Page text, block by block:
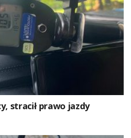
stracił prawo jazdy